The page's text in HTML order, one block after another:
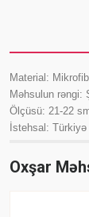
Material:
Məhsulun rəngi:
Ölçüsü: 21-22
İstehsal: Türkiyə
Oxşar